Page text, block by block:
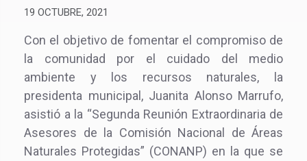
19 OCTUBRE, 2021
Con el objetivo de fomentar el compromiso de
la comunidad por el cuidado del medio
ambiente y los recursos naturales, la
presidenta municipal, Juanita Alonso Marrufo,
asistió a la “Segunda Reunión Extraordinaria de
Asesores de la Comisión Nacional de Áreas
Naturales Protegidas” (CONANP) en la que se